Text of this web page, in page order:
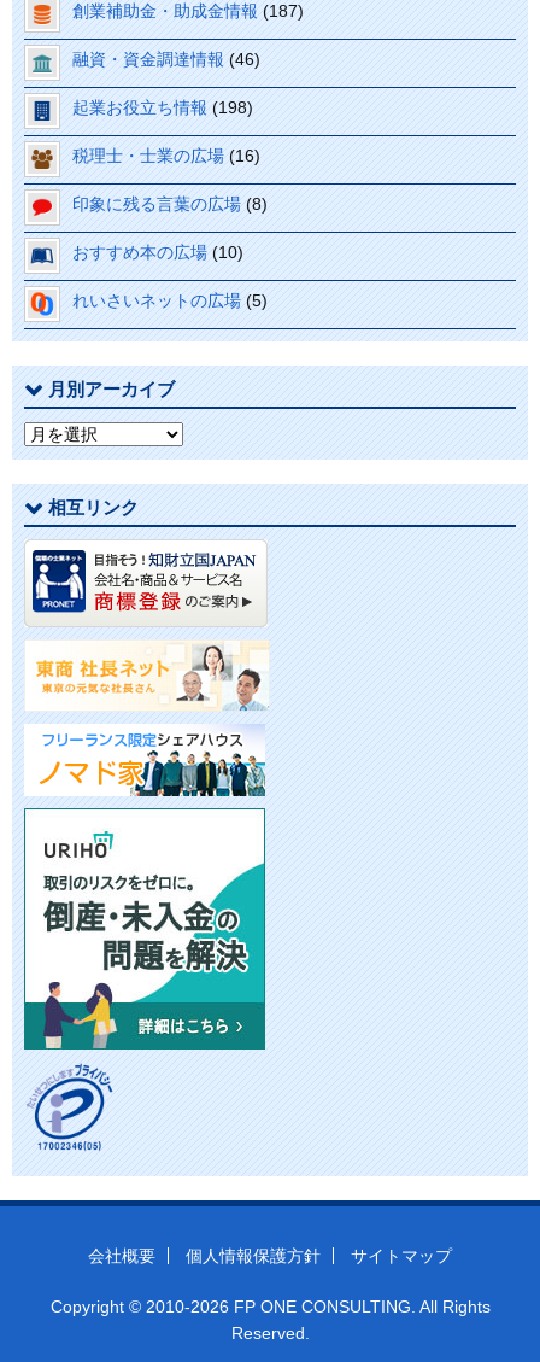
創業補助金・助成金情報 (187)
融資・資金調達情報 (46)
起業お役立ち情報 (198)
税理士・士業の広場 (16)
印象に残る言葉の広場 (8)
おすすめ本の広場 (10)
れいさいネットの広場 (5)
月別アーカイブ
月
別
ア
ー
カ
イ
ブ
相互リンク
会社概要 個人情報保護方針 サイトマップ
Copyright © 2010-2026 FP ONE CONSULTING. All Rights
Reserved.